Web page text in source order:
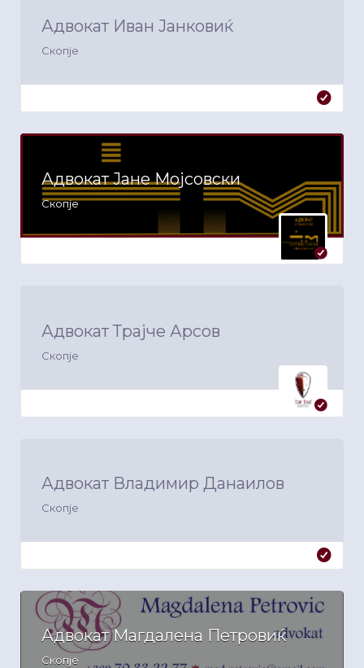
Адвокат Иван Јанковиќ
Скопје
Адвокат Јане Мојсовски
Скопје
Адвокат Трајче Арсов
Скопје
Адвокат Владимир Данаилов
Скопје
Адвокат Магдалена Петровиќ
Скопје